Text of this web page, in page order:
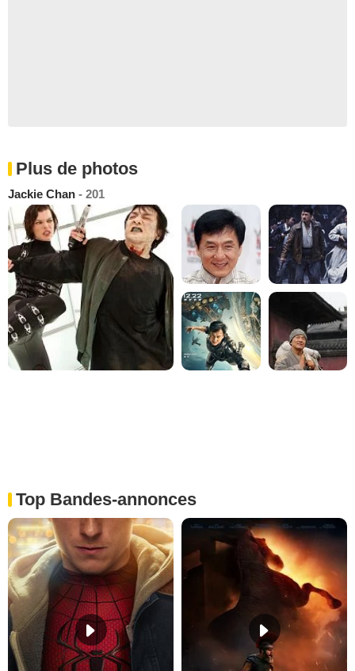
Plus de photos
Jackie Chan - 201
Top Bandes-annonces